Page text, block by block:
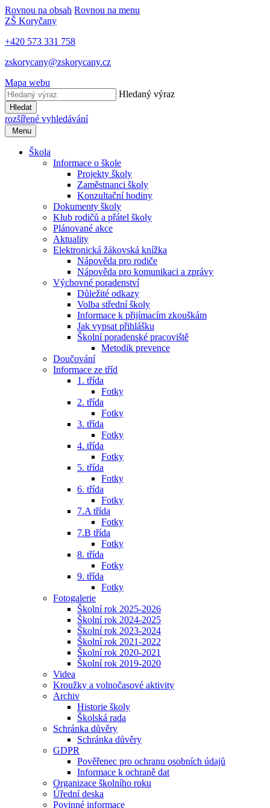
Rovnou na obsah Rovnou na menu
ZŠ Koryčany
+420 573 331 758
zskorycany@zskorycany.cz
Mapa webu
Hledaný výraz
Hledat
rozšířené vyhledávání
Menu
Škola
Informace o škole
Projekty školy
Zaměstnanci školy
Konzultační hodiny
Dokumenty školy
Klub rodičů a přátel školy
Plánované akce
Aktuality
Elektronická žákovská knížka
Nápověda pro rodiče
Nápověda pro komunikaci a zprávy
Výchovné poradenství
Důležité odkazy
Volba střední školy
Informace k přijímacím zkouškám
Jak vypsat přihlášku
Školní poradenské pracoviště
Metodik prevence
Doučování
Informace ze tříd
1. třída
Fotky
2. třída
Fotky
3. třída
Fotky
4. třída
Fotky
5. třída
Fotky
6. třída
Fotky
7.A třída
Fotky
7.B třída
Fotky
8. třída
Fotky
9. třída
Fotky
Fotogalerie
Školní rok 2025-2026
Školní rok 2024-2025
Školní rok 2023-2024
Školní rok 2021-2022
Školní rok 2020-2021
Školní rok 2019-2020
Videa
Kroužky a volnočasové aktivity
Archiv
Historie školy
Školská rada
Schránka důvěry
Schránka důvěry
GDPR
Pověřenec pro ochranu osobních údajů
Informace k ochraně dat
Organizace školního roku
Úřední deska
Povinné informace